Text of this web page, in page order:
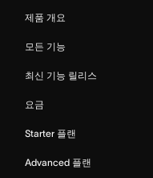
제품 개요
모든 기능
최신 기능 릴리스
요금
Starter 플랜
Advanced 플랜